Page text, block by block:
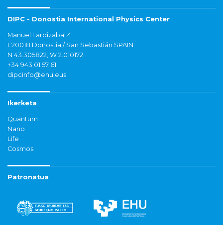
DIPC - Donostia International Physics Center
Manuel Lardizabal 4
E20018 Donostia / San Sebastián SPAIN
N 43.305822, W 2.010172
+34 943 01 57 61
dipcinfo@ehu.eus
Ikerketa
Quantum
Nano
Life
Cosmos
Patronatua